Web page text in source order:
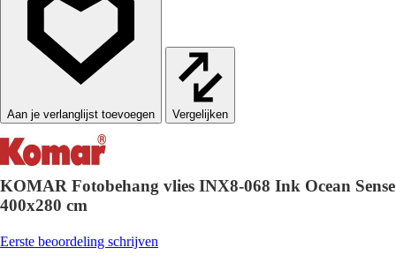
Vergelijken
KOMAR Fotobehang vlies INX8-068 Ink Ocean Sense
400x280 cm
Eerste beoordeling schrijven